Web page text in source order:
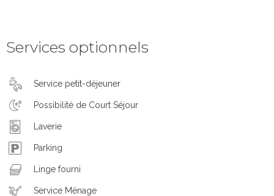
Services optionnels
Service petit-déjeuner
Possibilité de Court Séjour
Laverie
Parking
Linge fourni
Service Ménage